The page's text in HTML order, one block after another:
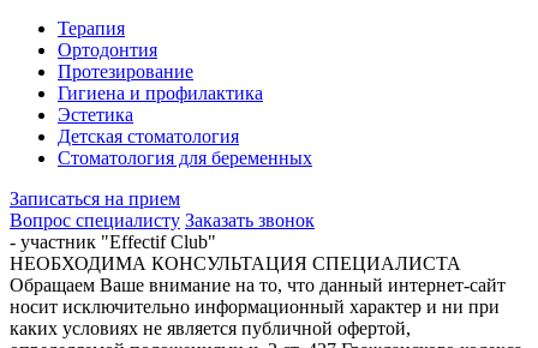
Терапия
Ортодонтия
Протезирование
Гигиена и профилактика
Эстетика
Детская стоматология
Стоматология для беременных
Записаться на прием
Вопрос специалисту Заказать звонок
- участник "Effectif Club"
НЕОБХОДИМА КОНСУЛЬТАЦИЯ СПЕЦИАЛИСТА
Обращаем Ваше внимание на то, что данный интернет-сайт
носит исключительно информационный характер и ни при
каких условиях не является публичной офертой,